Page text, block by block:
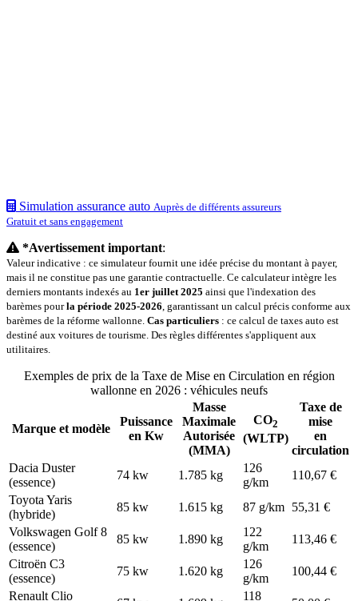
Simulation assurance auto Auprès de différents assureurs
Gratuit et sans engagement
*Avertissement important:
Valeur indicative : ce simulateur fournit une idée précise du montant à payer,
mais il ne constitue pas une garantie contractuelle. Ce calculateur intègre les
derniers montants indexés au 1er juillet 2025 ainsi que l'indexation des
barèmes pourla période 2025-2026, garantissant un calcul précis conforme aux
barèmes de la réforme wallonne. Cas particuliers : ce calcul de taxes auto est
destiné aux voitures de tourisme. Des règles différentes s'appliquent aux
utilitaires.
Exemples de prix de la Taxe de Mise en Circulation en région
wallonne en 2026 : véhicules neufs
Marque et modèle
Puissance
en Kw
Masse
Maximale
Autorisée
(MMA)
CO2
(WLTP)
Taxe de
mise
en
circulation
Dacia Duster
(essence)
74 kw 1.785 kg
126
g/km
110,67 €
Toyota Yaris
(hybride)
85 kw 1.615 kg 87 g/km 55,31 €
Volkswagen Golf 8
(essence)
85 kw 1.890 kg
122
g/km
113,46 €
Citroën C3
(essence)
75 kw 1.620 kg
126
g/km
100,44 €
Renault Clio
118